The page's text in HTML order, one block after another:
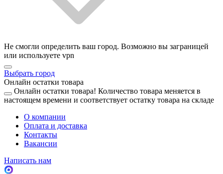
Не смогли определить ваш город. Возможно вы заграницей
или используете vpn
Выбрать город
Онлайн остатки товара
Онлайн остатки товара! Количество товара меняется в
настоящем времени и соответствует остатку товара на складе
О компании
Оплата и доставка
Контакты
Вакансии
Написать нам